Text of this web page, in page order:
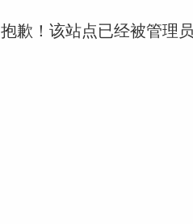
抱歉！该站点已经被管理